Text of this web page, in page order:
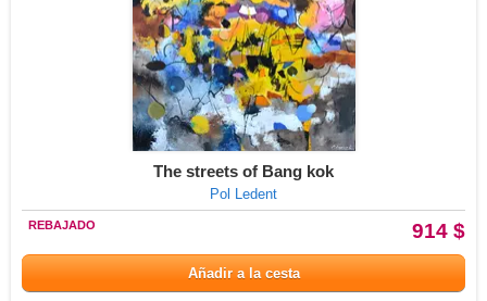
The streets of Bang kok
Pol Ledent
914 $
REBAJADO
Añadir a la cesta